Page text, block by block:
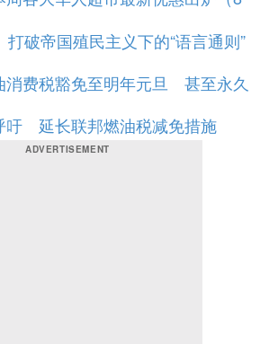
打破帝国殖民主义下的“语言通则”
消费税豁免至明年元旦 甚至永久
吁 延长联邦燃油税减免措施